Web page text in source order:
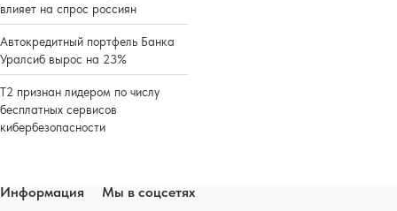
влияет на спрос россиян
Автокредитный портфель Банка
Уралсиб вырос на 23%
Т2 признан лидером по числу
бесплатных сервисов
кибербезопасности
Информация
Мы в соцсетях